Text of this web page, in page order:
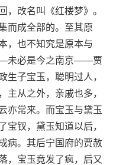
，改名叫《红楼梦》。
而成全部的。至其原
，也不知究是原本与
未必是今之南京——贾
生子宝玉，聪明过人，
主从之外，亲戚也多，
亦常来。而宝玉与黛玉
宝钗，黛玉知道以后，
病。其后宁国府的贾赦
，宝玉竟发了疯，后又